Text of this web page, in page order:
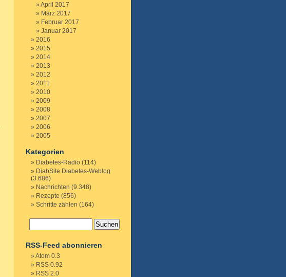
April 2017
März 2017
Februar 2017
Januar 2017
2016
2015
2014
2013
2012
2011
2010
2009
2008
2007
2006
2005
Kategorien
Diabetes-Radio (114)
DiabSite Diabetes-Weblog
(3.686)
Nachrichten (9.348)
Rezepte (856)
Schritte zählen (164)
RSS-Feed abonnieren
Atom 0.3
RSS 0.92
RSS 2.0